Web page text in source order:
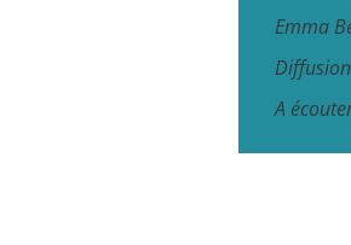
Emma
A